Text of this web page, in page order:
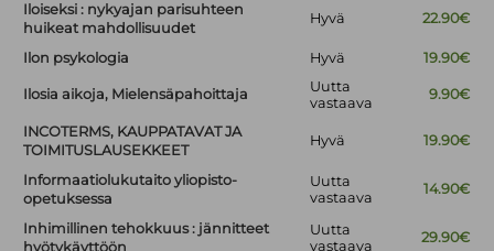
Iloiseksi : nykyajan parisuhteen
huikeat mahdollisuudet
Hyvä 22.90€
Ilon psykologia Hyvä 19.90€
Ilosia aikoja, Mielensäpahoittaja
Uutta
vastaava
9.90€
INCOTERMS, KAUPPATAVAT JA
TOIMITUSLAUSEKKEET
Hyvä 19.90€
Informaatiolukutaito yliopisto-
opetuksessa
Uutta
vastaava
14.90€
Inhimillinen tehokkuus : jännitteet
hyötykäyttöön
Uutta
vastaava
29.90€